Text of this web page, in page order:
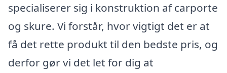
specialiserer sig i konstruktion af carporte
og skure. Vi forstår, hvor vigtigt det er at
få det rette produkt til den bedste pris, og
derfor gør vi det let for dig at